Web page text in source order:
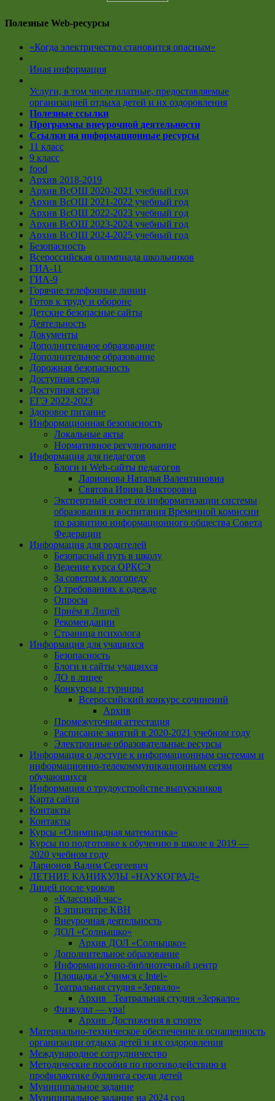
Полезные Web-ресурсы
«Когда электричество становится опасным»
Иная информация
Услуги, в том числе платные, предоставляемые
организацией отдыха детей и их оздоровления
Полезные ссылки
Программы внеурочной деятельности
Ссылки на информационные ресурсы
11 класс
9 класс
food
Архив 2018-2019
Архив ВсОШ 2020-2021 учебный год
Архив ВсОШ 2021-2022 учебный год
Архив ВсОШ 2022-2023 учебный год
Архив ВсОШ 2023-2024 учебный год
Архив ВсОШ 2024-2025 учебный год
Безопасность
Всероссийская олимпиада школьников
ГИА-11
ГИА-9
Горячие телефонные линии
Готов к труду и обороне
Детские безопасные сайты
Деятельность
Документы
Дополнительное образование
Дополнительное образование
Дорожная безопасность
Доступная среда
Доступная среда
ЕГЭ 2022-2023
Здоровое питание
Информационная безопасность
Локальные акты
Нормативное регулирование
Информация для педагогов
Блоги и Web-сайты педагогов
Ларионова Наталья Валентиновна
Святова Ирина Викторовна
Экспертный совет по информатизации системы
образования и воспитания Временной комиссии
по развитию информационного общества Совета
Федерации
Информация для родителей
Безопасный путь в школу
Ведение курса ОРКСЭ
За советом к логопеду
О требованиях к одежде
Опросы
Приём в Лицей
Рекомендации
Страница психолога
Информация для учащихся
Безопасность
Блоги и сайты учащихся
ДО в лицее
Конкурсы и турниры
Всероссийский конкурс сочинений
Архив
Промежуточная аттестация
Расписание занятий в 2020-2021 учебном году
Электронные образовательные ресурсы
Информация о доступе к информационным системам и
информационно-телекоммуникационным сетям
обучающихся
Информация о трудоустройстве выпускников
Карта сайта
Контакты
Контакты
Курсы «Олимпиадная математика»
Курсы по подготовке к обучению в школе в 2019 —
2020 учебном году
Ларионов Вадим Сергеевич
ЛЕТНИЕ КАНИКУЛЫ «НАУКОГРАД»
Лицей после уроков
«Классный час»
В эпицентре КВН
Внеурочная деятельность
ДОЛ «Солнышко»
Архив ДОЛ «Солнышко»
Дополнительное образование
Информационно-библиотечный центр
Площадка «Учимся с Intel»
Театральная студия «Зеркало»
Архив _Театральная студия «Зеркало»
Физкульт — ура!
Архив_Достижения в спорте
Материально-техническое обеспечение и оснащенность
организации отдыха детей и их оздоровления
Международное сотрудничество
Методические пособия по противодействию и
профилактике буллинга среди детей
Муниципальное задание
Муниципальное задание на 2024 год